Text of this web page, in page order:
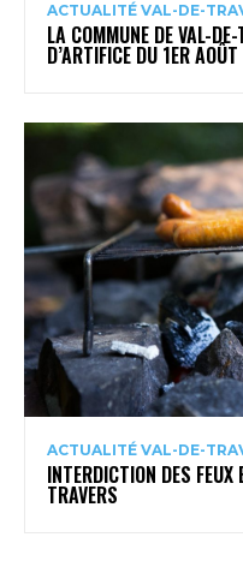
ACTUALITÉ VAL-DE-
LA COMMUNE DE VAL-
D’ARTIFICE DU 1ER AOÛT
ACTUALITÉ VAL-DE-
INTERDICTION DES FEUX
TRAVERS